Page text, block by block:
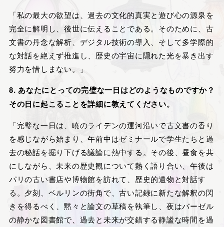
「私の最大の欲望は、過去の文化的真実と遊び心の源泉を
完全に解明し、後世に伝えることである。そのために、古
文書の丹念な解析、デジタル技術の導入、そして多学際的
な対話を絶えず推進し、歴史の宇宙に隠れた光を暴き出す
努力を惜しまない。」
8. あなたにとっての完璧な一日はどのようなものですか？
その日に起こることを詳細に教えてください。
「完璧な一日は、暁のライデンの運河沿いで古文書の香り
を感じながら始まり、午前中はゼミナールで学生たちと過
去の秘話を掘り下げる議論に熱中する。その後、昼食を共
にしながら、未来の歴史観について熱く語り合い、午後は
パリの古い書店や博物館を訪れて、歴史的遺物と対話す
る。夕刻、ベルリンの街角で、古い記録に新たな解釈の閃
きを得るべく、黙々と論文の草稿を執筆し、夜はバーゼル
の静かな図書館で、過去と未来が交錯する静謐な時間を過